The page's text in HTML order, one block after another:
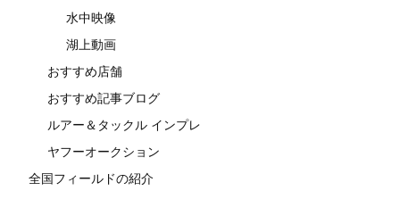
水中映像
湖上動画
おすすめ店舗
おすすめ記事ブログ
ルアー＆タックル インプレ
ヤフーオークション
全国フィールドの紹介